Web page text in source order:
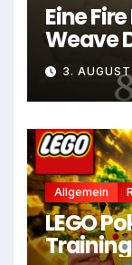
Eine
Weave
August
3.
Allgemein
LEGO